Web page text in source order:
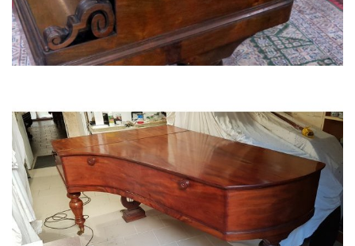
PIANO A QUEUE PLEYEL 1844 ROTHSCHILD